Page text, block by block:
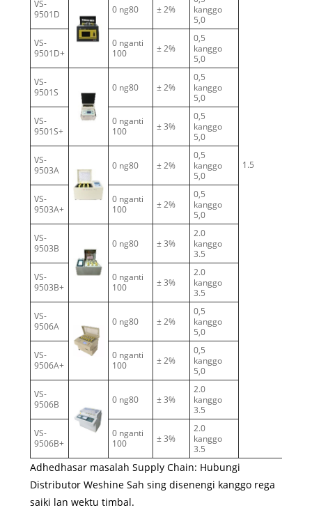
1.5
VS-
9501D
0 ng80 ± 2%
kanggo
5,0
VS-
9501D+
0 nganti
100
± 2%
0,5
kanggo
5,0
VS-
9501S
0 ng80 ± 2%
0,5
kanggo
5,0
VS-
9501S+
0 nganti
100
± 3%
0,5
kanggo
5,0
VS-
9503A
0 ng80 ± 2%
0,5
kanggo
5,0
VS-
9503A+
0 nganti
100
± 2%
0,5
kanggo
5,0
VS-
9503B
0 ng80 ± 3%
2.0
kanggo
3.5
VS-
9503B+
0 nganti
100
± 3%
2.0
kanggo
3.5
VS-
9506A
0 ng80 ± 2%
0,5
kanggo
5,0
VS-
9506A+
0 nganti
100
± 2%
0,5
kanggo
5,0
VS-
9506B
0 ng80 ± 3%
2.0
kanggo
3.5
VS-
9506B+
0 nganti
100
± 3%
2.0
kanggo
3.5
Adhedhasar masalah Supply Chain: Hubungi
Distributor Weshine Sah sing disenengi kanggo rega
saiki lan wektu timbal.